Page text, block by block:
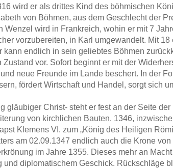
wird er als drittes Kind des böhmischen
von Böhmen, aus dem Geschlecht der
Wenzel wird in Frankreich, wohin er mit 7
vorzubereiten, in Karl umgewandelt. Mit
kann endlich in sein geliebtes Böhmen
Zustand vor. Sofort beginnt er mit der
neue Freunde im Lande beschert. In der
fördert Wirtschaft und Handel, sorgt sich
gläubiger Christ- steht er fest an der Seite
von kirchlichen Bauten. 1346,
Klemens VI. zum „König des Heiligen
am 02.09.1347 endlich auch die Krone
im Jahre 1355. Dieses mehr an
und diplomatischem Geschick. Rückschläge